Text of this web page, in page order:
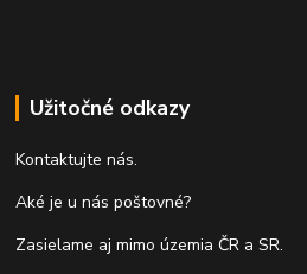
Užitočné odkazy
Kontaktujte nás.
Aké je u nás poštovné?
Zasielame aj mimo územia ČR a SR.